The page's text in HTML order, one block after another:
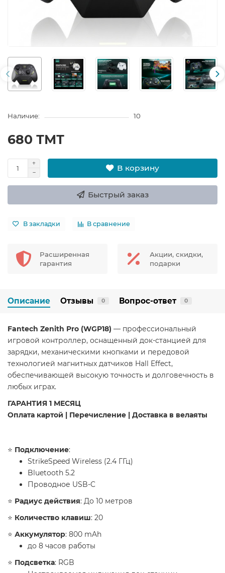
Наличие: 10
680 ТМТ
В корзину
Быстрый заказ
В закладки В сравнение
Расширенная
гарантия
Акции, скидки,
подарки
Описание Отзывы 0 Вопрос-ответ 0
Fantech Zenith Pro (WGP18) — профессиональный
игровой контроллер, оснащенный док-станцией для
зарядки, механическими кнопками и передовой
технологией магнитных датчиков Hall Effect,
обеспечивающей высокую точность и долговечность в
любых играх.
​ГАРАНТИЯ 1 МЕСЯЦ
Оплата картой | Перечисление | Доставка в велаяты
​⭐️ Подключение:
StrikeSpeed Wireless (2.4 ГГц)
Bluetooth 5.2
Проводное USB-C
​⭐️ Радиус действия: До 10 метров
​⭐️ Количество клавиш: 20
​⭐️ Аккумулятор: 800 mAh
до 8 часов работы
​⭐️ Подсветка: RGB